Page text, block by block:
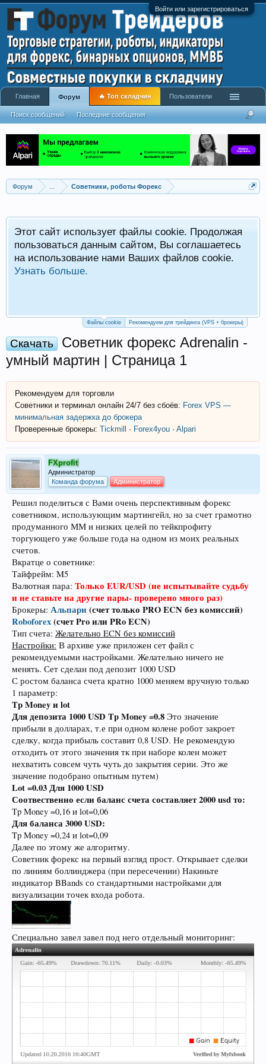
Войти или зарегистрироваться
Форум Советники, роботы Форекс
Этот сайт использует файлы cookie. Продолжая
пользоваться данным сайтом, Вы соглашаетесь
на использование нами Ваших файлов cookie.
Узнать больше.
Файлы cookie Рекомендуем для трейдинга (VPS + брокеры)
Скачать
Советник форекс Adrenalin -
умный мартин | Страница 1
Рекомендуем для торговли
Советники и терминал онлайн 24/7 без сбоёв: Forex VPS —
минимальная задержка до брокера
Проверенные брокеры: Tickmill · Forex4you · Alpari
FXprofit
Администратор
Команда форума
Администратор
Решил поделиться с Вами очень перспективным форекс
советником, использующим мартингейл, но за счет грамотно
продуманного ММ и низких целей по тейкпрофиту
торгующего уже больше года на одном из моих реальных
счетов.
Вкратце о советнике:
Тайфрейм: M5
Валютная пара: Только EUR/USD (не испытывайте судьбу
и не ставьте на другие пары- проверено много раз)
Брокеры: Альпари(счет только PRO ECN без комиссий)
Roboforex(счет Pro или PRo ECN)
Тип счета: Желательно ECN без комиссий
Настройки: В архиве уже приложен сет файл с
рекомендуемыми настройками. Желательно ничего не
менять. Сет сделан под депозит 1000 USD
С ростом баланса счета кратно 1000 меняем вручную только
1 параметр:
Tp Money и lot
Для депозита 1000 USD Tp Money =0.8 Это значение
прибыли в долларах, т.е при одном колене робот закроет
сделку, когда прибыль составит 0,8 USD. Не рекомендую
отходить от этого значения тк при наборе колен может
нехватить совсем чуть чуть до закрытия серии. Это же
значение подобрано опытным путем)
Lot =0.03 Для 1000 USD
Соотвественно если баланс счета составляет 2000 usd то:
Tp Money =0,16 и lot=0,06
Для баланса 3000 USD:
Tp Money =0,24 и lot=0,09
Далее по этому же алгоритму.
Советник форекс на первый взгляд прост. Открывает сделки
по линиям боллинджера (при пересечении) Накиньте
индикатор BBands со стандартными настройками для
визуализации точек входа робота.
Специально завел завел под него отдельный мониторинг:
Главная Форум
Поиск сообщений Последние сообщения
🔥 Топ складчин Пользователи